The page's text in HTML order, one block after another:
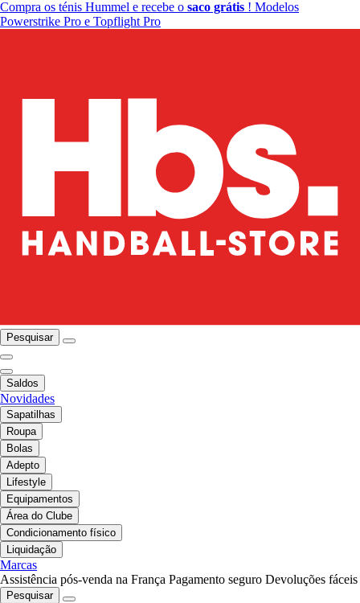
Compra os ténis Hummel e recebe o saco grátis ! Modelos
Powerstrike Pro e Topflight Pro
Pesquisar
Saldos
Novidades
Sapatilhas
Roupa
Bolas
Adepto
Lifestyle
Equipamentos
Área do Clube
Condicionamento físico
Liquidação
Marcas
Assistência pós-venda na França Pagamento seguro Devoluções fáceis
Pesquisar